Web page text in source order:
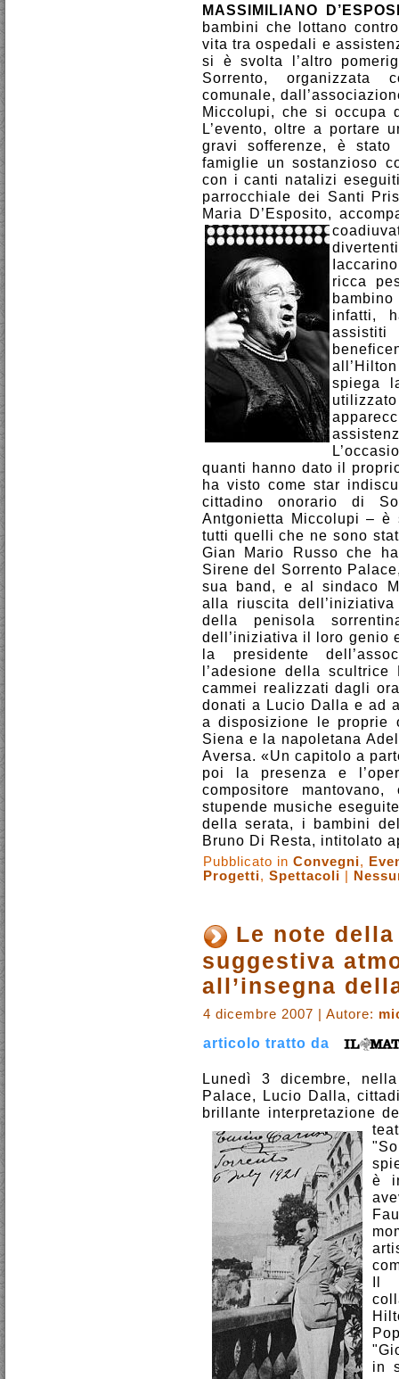
MASSIMILIANO
bambini che lottano
vita tra ospedali e
si è svolta l’altro
Sorrento, organizzata
comunale,
Miccolupi, che si occupa
L’evento, oltre a portare
gravi sofferenze, è stato
famiglie un sostanzioso
con i canti natalizi
parrocchiale dei Santi
Maria D’Esposito,
ricca
infatti,
spiega
quanti hanno dato il
ha visto come star
cittadino onorario di
Antgonietta Miccolupi – è
tutti quelli che ne sono
Gian Mario Russo che
Sirene del Sorrento
sua band, e al sindaco
alla riuscita
della penisola
dell’iniziativa il loro genio
la presidente
l’adesione della
cammei realizzati dagli
donati a Lucio Dalla e ad
a disposizione le proprie
Siena e la napoletana
Aversa. «Un capitolo a
poi la presenza e
compositore
stupende musiche
della serata, i bambini
Bruno Di Resta, intitolato
Pubblicato in Convegni,
Progetti, Spettacoli
Le note
suggestiva
all’insegna
4 dicembre 2007 | Autore:
articolo tratto da
Lunedì 3 dicembre,
Palace, Lucio Dalla,
brillante interpretazione
è
Il
in